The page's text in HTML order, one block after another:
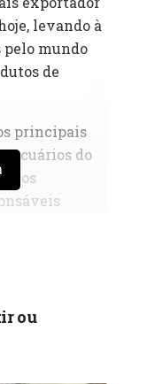
levando à
pelo mundo
de
principais
do
os
Carlos
que Angola
ou